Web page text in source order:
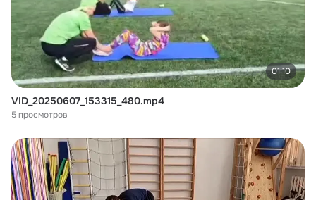
01:10
VID_20250607_153315_480.mp4
5 просмотров